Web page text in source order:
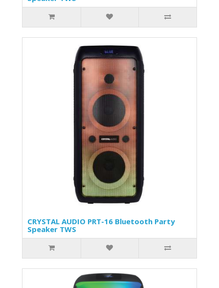
CRYSTAL AUDIO PRT-16 Bluetooth Party
Speaker TWS